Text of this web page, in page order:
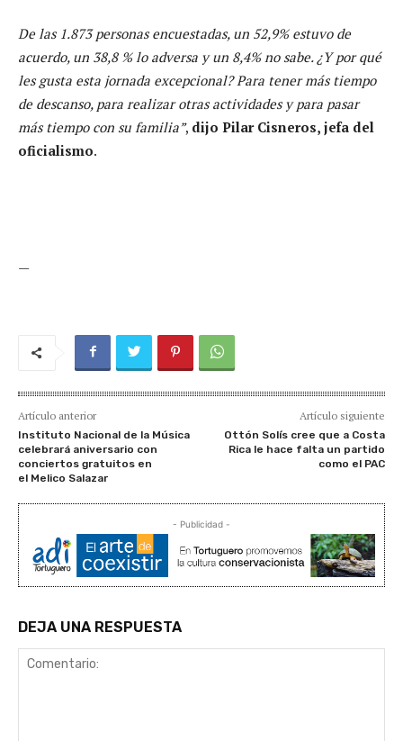
De las 1.873 personas encuestadas, un 52,9% estuvo de
acuerdo, un 38,8 % lo adversa y un 8,4% no sabe. ¿Y por qué
les gusta esta jornada excepcional? Para tener más tiempo
de descanso, para realizar otras actividades y para pasar
más tiempo con su familia”, dijo Pilar Cisneros, jefa del
oficialismo.
—
Artículo anterior
Instituto Nacional de la Música
celebrará aniversario con
conciertos gratuitos en
el Melico Salazar
Artículo siguiente
Ottón Solís cree que a Costa
Rica le hace falta un partido
como el PAC
- Publicidad -
DEJA UNA RESPUESTA